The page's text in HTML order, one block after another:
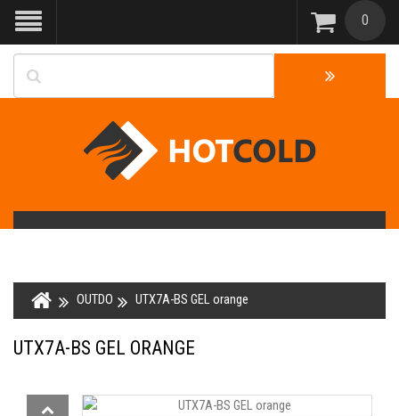
0
OUTDO UTX7A-BS GEL orange
UTX7A-BS GEL ORANGE